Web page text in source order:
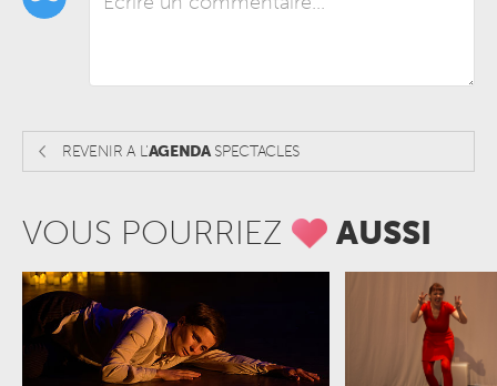
REVENIR A L'AGENDASPECTACLES
VOUS POURRIEZ AUSSI